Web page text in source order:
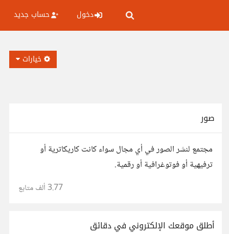
دخول حساب جديد
خيارات
صور
مجتمع لنشر الصور في أي مجال سواء كانت كاريكاترية أو
ترفيهية أو فوتوغرافية أو رقمية.
3.77 ألف متابع
أطلق موقعك الإلكتروني في دقائق